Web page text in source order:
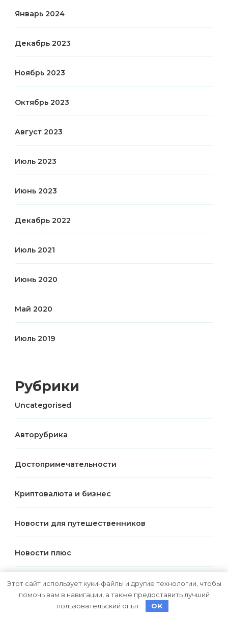
Январь 2024
Декабрь 2023
Ноябрь 2023
Октябрь 2023
Август 2023
Июль 2023
Июнь 2023
Декабрь 2022
Июль 2021
Июнь 2020
Май 2020
Июль 2019
Рубрики
Uncategorised
Авторубрика
Достопримечательности
Криптовалюта и бизнес
Новости для путешественников
Новости плюс
Питаемся в путешествии
Этот сайт использует куки-файлы и другие технологии, чтобы
помочь вам в навигации, а также предоставить лучший
пользовательский опыт.
OK